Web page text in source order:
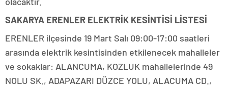
SAKARYA ERENLER ELEKTRİK KESİNTİSİ LİSTESİ
ERENLER ilçesinde 19 Mart Salı 09:00-17:00 saatleri
arasında elektrik kesintisinden etkilenecek mahalleler
ve sokaklar: ALANCUMA, KOZLUK mahallelerinde 49
NOLU SK., ADAPAZARI DÜZCE YOLU, ALACUMA CD.,